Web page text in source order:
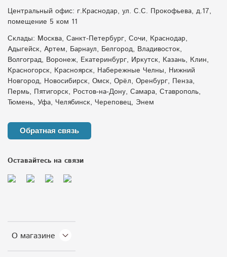
О магазине
Центральный офис: г.Краснодар, ул. С.С. Прокофьева, д.17,
помещение 5 ком 11
Склады: Москва, Санкт-Петербург, Сочи, Краснодар,
Адыгейск, Артем, Барнаул, Белгород, Владивосток,
Волгоград, Воронеж, Екатеринбург, Иркутск, Казань, Клин,
Красногорск, Красноярск, Набережные Челны, Нижний
Новгород, Новосибирск, Омск, Орёл, Оренбург, Пенза,
Пермь, Пятигорск, Ростов-на-Дону, Самара, Ставрополь,
Тюмень, Уфа, Челябинск, Череповец, Энем
Обратная связь
Оставайтесь на связи